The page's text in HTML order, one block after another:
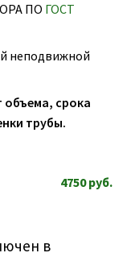
ПО ГОСТ
неподвижной
объема, срока
трубы.
4750руб.
в